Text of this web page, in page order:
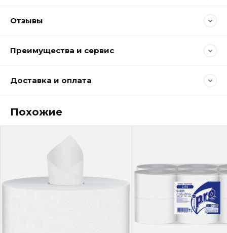
Отзывы
Преимущества и сервис
Доставка и оплата
Похожие